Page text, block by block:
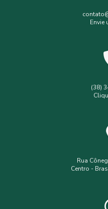
Gerenciamento de resíduos
Levantamento
Levantamento topográfico
assistência
Envie
(38)
Rua
Centro -